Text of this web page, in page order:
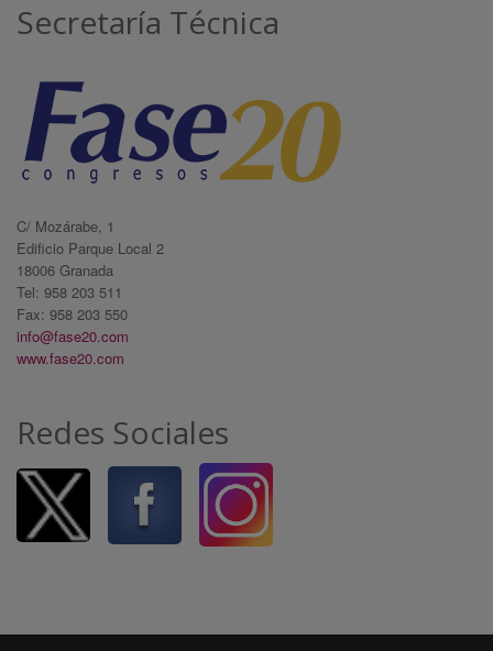
Secretaría Técnica
C/ Mozárabe, 1
Edificio Parque Local 2
18006 Granada
Tel: 958 203 511
Fax: 958 203 550
info@fase20.com
www.fase20.com
Redes Sociales